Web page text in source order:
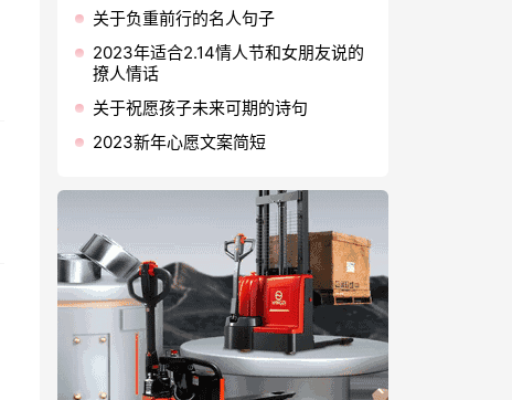
关于负重前行的名人句子
2023年适合2.14情人节和女朋友说的
撩人情话
关于祝愿孩子未来可期的诗句
2023新年心愿文案简短